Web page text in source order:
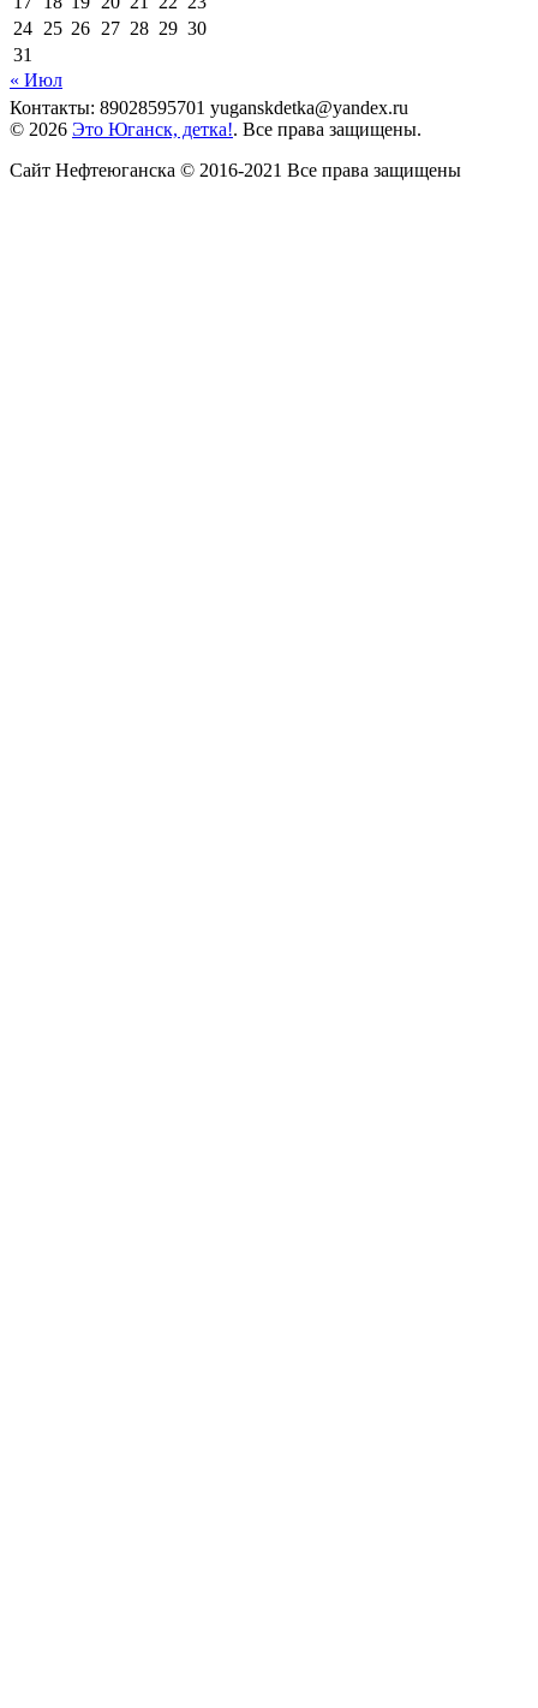
24 25 26 27 28 29 30
31
« Июл
Контакты: 89028595701 yuganskdetka@yandex.ru
© 2026 Это Юганск, детка!. Все права защищены.
Сайт Нефтеюганска © 2016-2021 Все права защищены